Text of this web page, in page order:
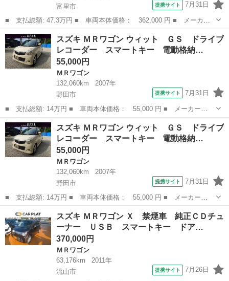
富里市
提携サイト 7月31日
■ 支払総額: 47.3万円 ■ 車両本体価格： 362,000 円 ■ メーカー
名： スズキ ■ 車種名： ＭＲワゴン ■ グレード名： Ｌ 社外
ナビ ＣＤ ＴＶ バックカメラ ベンチシート フルフラットシー
ト アイドリ...
千葉 富里市 ＭＲワゴン
スズキ ＭＲワゴン ウィット ＧＳ ドライブ
レコーダー スマートキー 電動格納…
55,000円
ＭＲワゴン
132,060km
2007年
野田市
提携サイト 7月31日
■ 支払総額: 14万円 ■ 車両本体価格： 55,000 円 ■ メーカー
名： スズキ ■ 車種名： ＭＲワゴン ■ グレード名： ウィッ
ト ＧＳ ドライブレコーダー スマートキー 電動格納ミラー ベ
ンチシート ＡＴ 盗...
千葉 野田市 ＭＲワゴン
スズキ ＭＲワゴン ウィット ＧＳ ドライブ
レコーダー スマートキー 電動格納…
55,000円
ＭＲワゴン
132,060km
2007年
野田市
提携サイト 7月31日
■ 支払総額: 14万円 ■ 車両本体価格： 55,000 円 ■ メーカー
名： スズキ ■ 車種名： ＭＲワゴン ■ グレード名： ウィッ
ト ＧＳ ドライブレコーダー スマートキー 電動格納ミラー ベ
ンチシート ＡＴ 盗...
千葉 野田市 ＭＲワゴン
スズキ ＭＲワゴン Ｘ 禁煙車 純正ＣＤチュ
ーナー ＵＳＢ スマートキー ドア…
370,000円
ＭＲワゴン
63,176km
2011年
流山市
提携サイト 7月26日